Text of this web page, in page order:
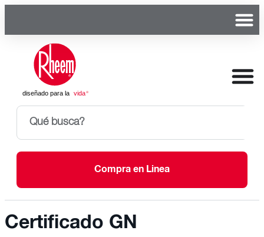
Compra en Linea
Certificado GN